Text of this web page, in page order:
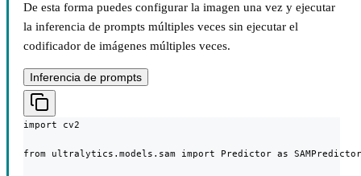
De esta forma puedes configurar la imagen una vez y ejecutar
la inferencia de prompts múltiples veces sin ejecutar el
codificador de imágenes múltiples veces.
Inferencia de prompts
import cv2
from ultralytics.models.sam import Predictor as SAMPredictor